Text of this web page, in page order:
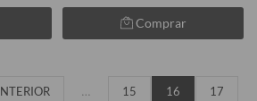
Comprar
… 15 16 17